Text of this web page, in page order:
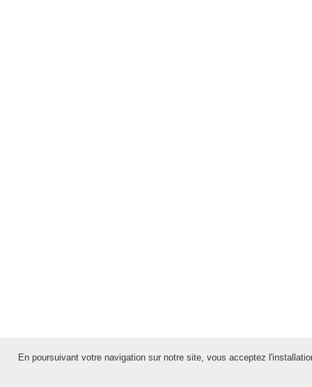
En poursuivant votre navigation sur notre site, vous acceptez